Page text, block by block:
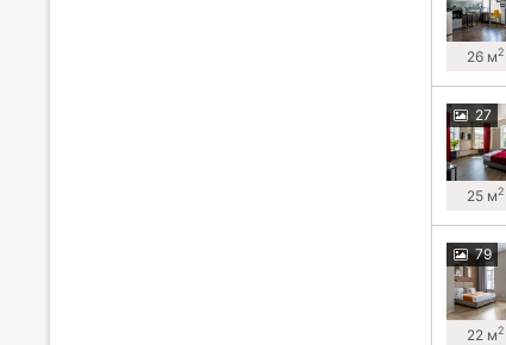
26 м2
27
25 м2
79
22 м2